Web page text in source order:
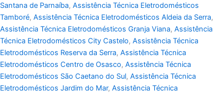
Santana de Parnaíba, Assistência Técnica Eletrodomésticos
Tamboré, Assistência Técnica Eletrodomésticos Aldeia da Serra,
Assistência Técnica Eletrodomésticos Granja Viana, Assistência
Técnica Eletrodomésticos City Castelo, Assistência Técnica
Eletrodomésticos Reserva da Serra, Assistência Técnica
Eletrodomésticos Centro de Osasco, Assistência Técnica
Eletrodomésticos São Caetano do Sul, Assistência Técnica
Eletrodomésticos Jardim do Mar, Assistência Técnica